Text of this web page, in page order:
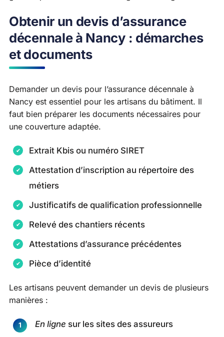
Obtenir un devis d’assurance
décennale à Nancy : démarches
et documents
Demander un devis pour l’assurance décennale à
Nancy est essentiel pour les artisans du bâtiment. Il
faut bien préparer les documents nécessaires pour
une couverture adaptée.
Extrait Kbis ou numéro SIRET
Attestation d’inscription au répertoire des
métiers
Justificatifs de qualification professionnelle
Relevé des chantiers récents
Attestations d’assurance précédentes
Pièce d’identité
Les artisans peuvent demander un devis de plusieurs
manières :
En ligne sur les sites des assureurs